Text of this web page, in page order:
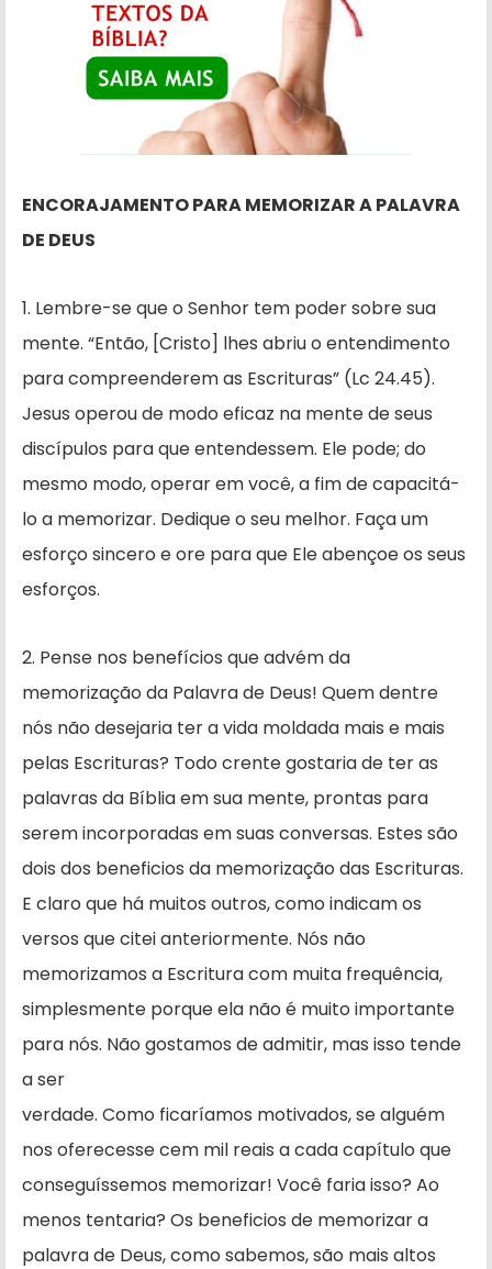
ENCORAJAMENTO PARA MEMORIZAR A PALAVRA
DE DEUS
1. Lembre-se que o Senhor tem poder sobre sua
mente. “Então, [Cristo] lhes abriu o entendimento
para compreenderem as Escrituras” (Lc 24.45).
Jesus operou de modo eficaz na mente de seus
discípulos para que entendessem. Ele pode; do
mesmo modo, operar em você, a fim de capacitá-
lo a memorizar. Dedique o seu melhor. Faça um
esforço sincero e ore para que Ele abençoe os seus
esforços.
2. Pense nos benefícios que ad­vém da
memorização da Palavra de Deus! Quem dentre
nós não desejaria ter a vida moldada mais e mais
pelas Escrituras? Todo crente gostaria de ter as
palavras da Bíblia em sua men­te, prontas para
serem incorporadas em suas conversas. Estes são
dois dos beneficios da memorização das Escri­turas.
E claro que há muitos outros, como indicam os
versos que citei anteriormente. Nós não
memorizamos a Escritura com muita frequência,
simplesmente porque ela não é muito importante
para nós. Não gostamos de admitir, mas isso tende
a ser
ver­dade. Como ficaríamos motivados, se alguém
nos oferecesse cem mil reais a cada capítulo que
conseguís­semos memorizar! Você faria isso? Ao
menos tentaria? Os beneficios de memorizar a
palavra de Deus, como sabemos, são mais altos